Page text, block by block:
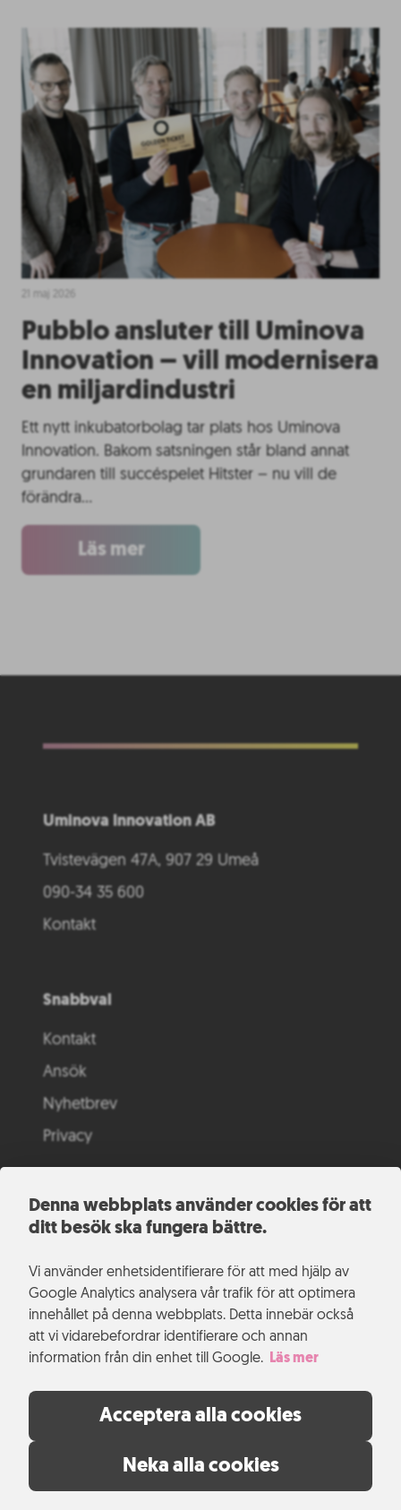
Denna webbplats använder cookies för att
ditt besök ska fungera bättre.
Vi använder enhetsidentifierare för att med hjälp av
Google Analytics analysera vår trafik för att optimera
innehållet på denna webbplats. Detta innebär också
att vi vidarebefordrar identifierare och annan
information från din enhet till Google.
Läs mer
Acceptera alla cookies
Neka alla cookies
Pubblo ansluter till Uminova
Innovation – vill modernisera
en miljardindustri
Ett nytt inkubatorbolag tar plats hos Uminova
Innovation. Bakom satsningen står bland annat
grundaren till succéspelet Hitster – nu vill de
förändra…
Läs mer
Uminova Innovation AB
Tvistevägen 47A, 907 29 Umeå
090-34 35 600
Kontakt
Snabbval
Kontakt
Ansök
Nyhetbrev
Privacy